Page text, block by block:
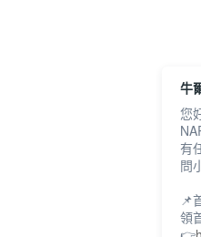
牛
您
有
問
📌
領